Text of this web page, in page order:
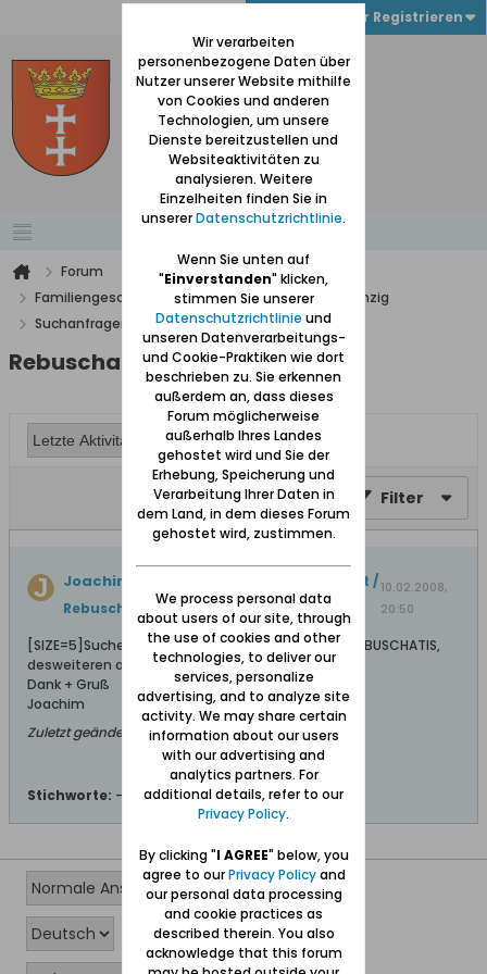
Anmelden oder Registrieren
Forum
Familiengeschichte und -forschung im Raum Danzig
Suchanfragen
Rebuschat / Rebuschatis
Rebuschat / Rebuschatis
Filter
Joachim
Rebuschat /
Rebuschatis
10.02.2008,
20:50
[SIZE=5]Suche alle Vorkommen REBUSCHAT und REBUSCHATIS,
desweiteren auch ROBISCHATIS, alle weltweit.
Dank + Gruß
Joachim
Zuletzt geändert vonJoachim;12.02.2008, 21:27
Stichworte: -
Wir verarbeiten
personenbezogene Daten über
Nutzer unserer Website mithilfe
von Cookies und anderen
Technologien, um unsere
Dienste bereitzustellen und
Websiteaktivitäten zu
analysieren. Weitere
Einzelheiten finden Sie in
unsererDatenschutzrichtlinie.
Wenn Sie unten auf
"Einverstanden" klicken,
stimmen Sie unserer
Datenschutzrichtlinie und
unseren Datenverarbeitungs-
und Cookie-Praktiken wie dort
beschrieben zu. Sie erkennen
außerdem an, dass dieses
Forum möglicherweise
außerhalb Ihres Landes
gehostet wird und Sie der
Erhebung, Speicherung und
Verarbeitung Ihrer Daten in
dem Land, in dem dieses Forum
gehostet wird, zustimmen.
We process personal data
about users of our site, through
the use of cookies and other
technologies, to deliver our
services, personalize
advertising, and to analyze site
activity. We may share certain
information about our users
with our advertising and
analytics partners. For
additional details, refer to our
Privacy Policy.
By clicking "I AGREE" below, you
agree to ourPrivacy Policyand
our personal data processing
and cookie practices as
described therein. You also
acknowledge that this forum